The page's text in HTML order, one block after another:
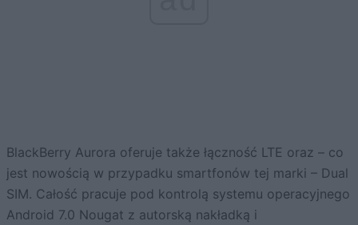
BlackBerry Aurora oferuje także łączność LTE oraz – co
jest nowością w przypadku smartfonów tej marki – Dual
SIM. Całość pracuje pod kontrolą systemu operacyjnego
Android 7.0 Nougat z autorską nakładką i